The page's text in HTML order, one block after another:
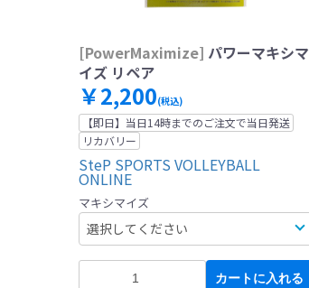
[PowerMaximize] パワーマキシマ
イズ リペア
￥2,200(税込)
【即日】当日14時までのご注文で当日発送
リカバリー
SteP SPORTS VOLLEYBALL
ONLINE
マキシマイズ
カートに入れる